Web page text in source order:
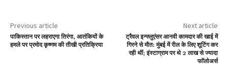
Previous article
पाकिस्तान पर लहराएगा तिरंगा, आतंकियों के
हमले पर प्रमोद कृष्णम की तीखी प्रतिक्रिया
Next article
ट्रैवल इन्फ्लुएंसर आनवी कामदार की खाई में
गिरने से मौत: मुंबई में रील के लिए शूटिंग कर
रही थीं; इंस्टाग्राम पर थे 2 लाख से ज्यादा
फॉलोअर्स